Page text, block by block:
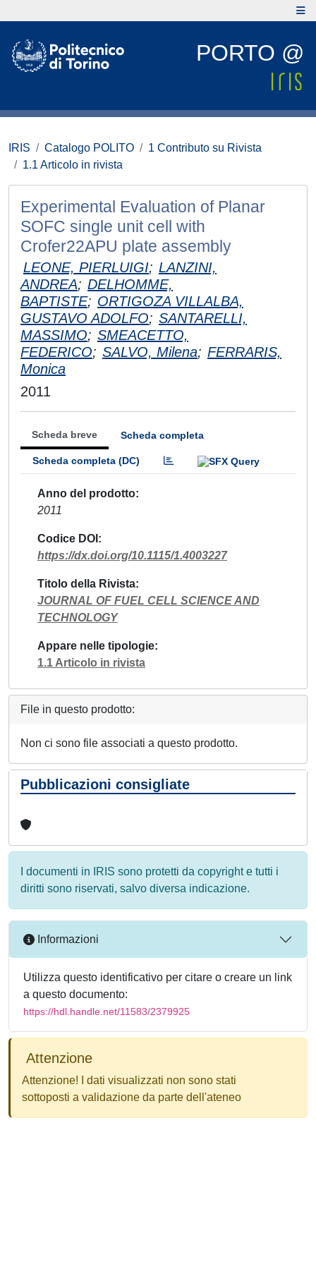
PORTO @
IRIS Catalogo POLITO
1 Contributo su Rivista
1.1 Articolo in rivista
Experimental Evaluation of Planar
SOFC single unit cell with
Crofer22APU plate assembly
LEONE, PIERLUIGI; LANZINI,
ANDREA; DELHOMME,
BAPTISTE; ORTIGOZA VILLALBA,
GUSTAVO ADOLFO; SANTARELLI,
MASSIMO; SMEACETTO,
FEDERICO; SALVO, Milena; FERRARIS,
Monica
2011
Scheda breve Scheda completa
Scheda completa (DC)
Anno del prodotto
2011
Codice DOI
https://dx.doi.org/10.1115/1.4003227
Titolo della Rivista
JOURNAL OF FUEL CELL SCIENCE AND
TECHNOLOGY
Appare nelle tipologie
1.1 Articolo in rivista
File in questo prodotto:
Non ci sono file associati a questo prodotto.
Pubblicazioni consigliate
I documenti in IRIS sono protetti da copyright e tutti i
diritti sono riservati, salvo diversa indicazione.
Informazioni
Utilizza questo identificativo per citare o creare un link
a questo documento:
https://hdl.handle.net/11583/2379925
Attenzione
Attenzione! I dati visualizzati non sono stati
sottoposti a validazione da parte dell'ateneo